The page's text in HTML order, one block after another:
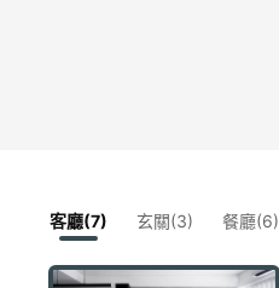
客廳(7) 玄關(3) 餐廳(6)